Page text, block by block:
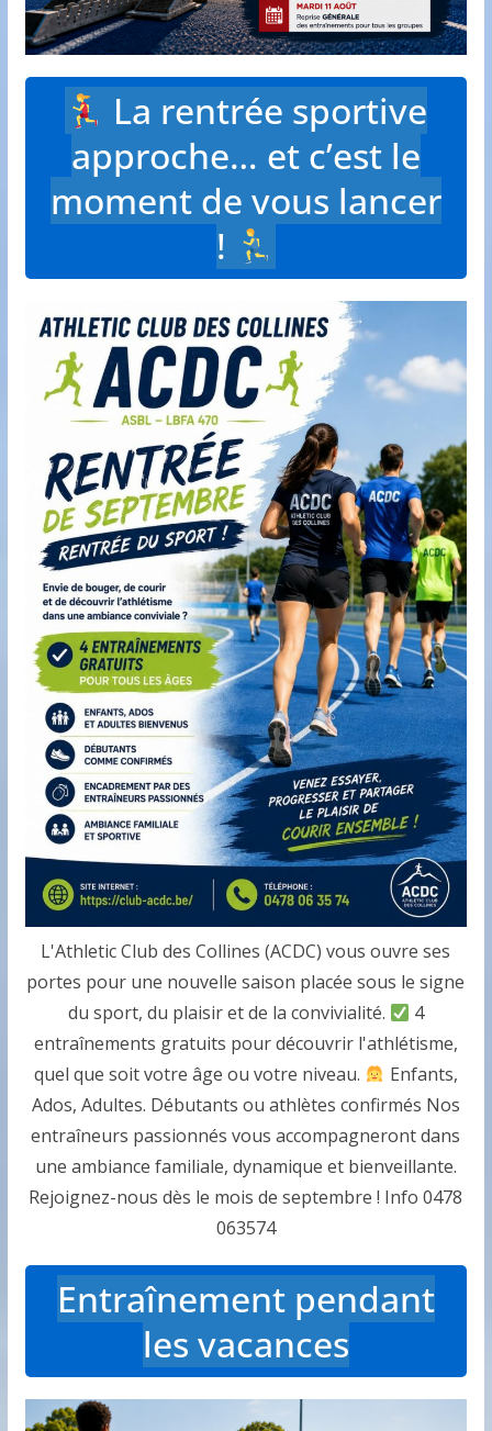
La rentrée sportive
approche… et c’est le
moment de vous lancer
!
L'Athletic Club des Collines (ACDC) vous ouvre ses
portes pour une nouvelle saison placée sous le signe
du sport, du plaisir et de la convivialité.
4
entraînements gratuits pour découvrir l'athlétisme,
quel que soit votre âge ou votre niveau.
Enfants,
Ados, Adultes. Débutants ou athlètes confirmés Nos
entraîneurs passionnés vous accompagneront dans
une ambiance familiale, dynamique et bienveillante.
Rejoignez-nous dès le mois de septembre ! Info 0478
063574
Entraînement pendant
les vacances